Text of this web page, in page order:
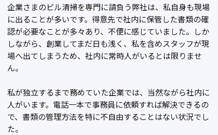
企業さまのビル清掃を専門に請負う弊社は、私自身も現場
に出ることが多いです。得意先で社内に保管した書類の確
認が必要なことが多々あり、不便に感じていました。しか
しながら、創業してまだ日も浅く、私を含めスタッフが現
場へ出てしまうため、社内に常時人がいるとは限りませ
ん。
私が独立するまで務めていた企業では、当然ながら社内に
人がいます。電話一本で事務員に依頼すれば解決できるの
で、書類の管理方法を特に不自由することはない状況でし
た。